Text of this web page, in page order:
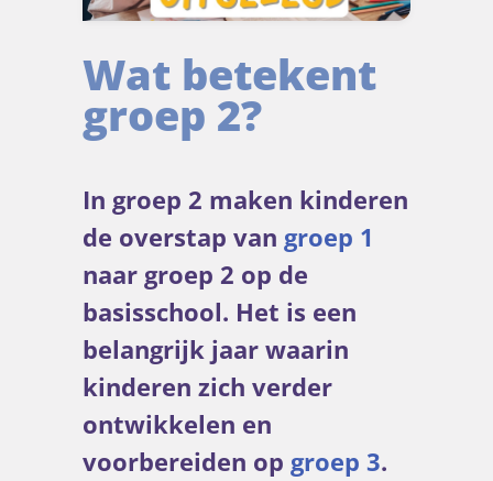
Wat betekent
groep 2?
In groep 2 maken kinderen
de overstap van groep 1
naar groep 2 op de
basisschool. Het is een
belangrijk jaar waarin
kinderen zich verder
ontwikkelen en
voorbereiden op groep 3.